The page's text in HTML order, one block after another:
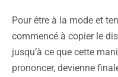
Pour être à la mode et
commencé à copier le
jusqu’à ce que cette
prononcer, devienne